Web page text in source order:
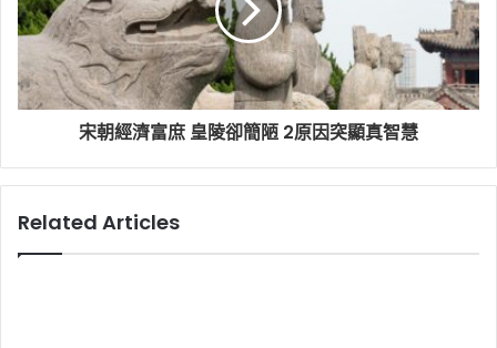
宋朝經濟富庶 皇陵卻簡陋 2原因突顯真智慧
Related Articles